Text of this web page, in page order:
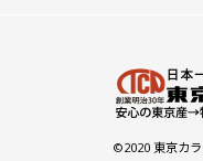
©2020 東京カ